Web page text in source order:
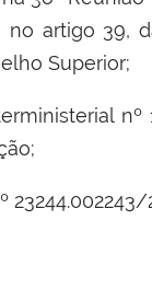
no artigo 39,
Superior;
23244.002243/